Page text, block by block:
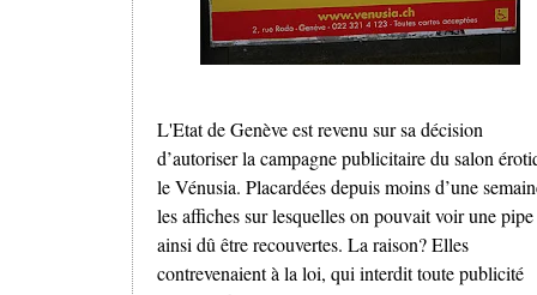
L'Etat de Genève est revenu sur sa décision
d’autoriser la campagne publicitaire du salon
le Vénusia. Placardées depuis moins d’une
les affiches sur lesquelles on pouvait voir une
ainsi dû être recouvertes. La raison? Elles
contrevenaient à la loi, qui interdit toute publicité